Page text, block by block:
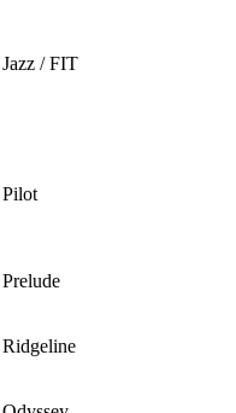
/ FIT